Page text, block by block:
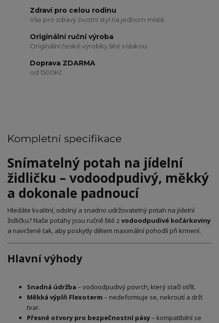
Zdraví pro celou rodinu
Vše pro zdravý životní styl na jednom místě.
Originální ruční výroba
Originální české výrobky šité s láskou.
Doprava ZDARMA
od 1500Kč
Kompletní specifikace
Snímatelný potah na jídelní
židličku – vodoodpudivý, měkký
a dokonale padnoucí
Hledáte kvalitní, odolný a snadno udržovatelný potah na jídelní
židličku? Naše potahy jsou ručně šité z vodoodpudivé kočárkoviny
a navržené tak, aby poskytly dětem maximální pohodlí při krmení.
Hlavní výhody
Snadná údržba – vodoodpudivý povrch, který stačí otřít.
Měkká výplň Flexoterm – nedeformuje se, nekroutí a drží
tvar.
Přesné otvory pro bezpečnostní pásy– kompatibilní se